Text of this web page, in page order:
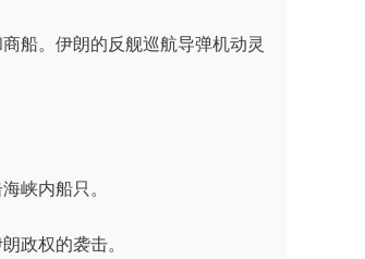
船。伊朗的反舰巡航导弹机动灵
峡内船只。
政权的袭击。